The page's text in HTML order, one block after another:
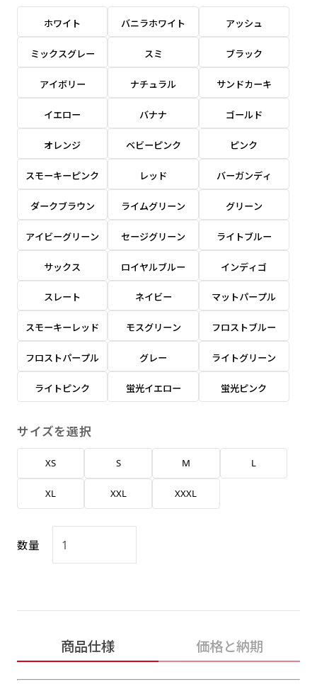
ホワイト バニラホワイト アッシュ
ミックスグレー スミ ブラック
アイボリー ナチュラル サンドカーキ
イエロー バナナ ゴールド
オレンジ ベビーピンク ピンク
スモーキーピンク レッド バーガンディ
ダークブラウン ライムグリーン グリーン
アイビーグリーン セージグリーン ライトブルー
サックス ロイヤルブルー インディゴ
スレート ネイビー マットパープル
スモーキーレッド モスグリーン フロストブルー
フロストパープル グレー ライトグリーン
ライトピンク 蛍光イエロー 蛍光ピンク
サイズを選択
XS S M L
XL XXL XXXL
数量
商品仕様 価格と納期
入稿（AI／PSD）（要画像確認）［ +298円
］
弊社よりJPG画像をお送りします。ご確認のお
返事を頂いたあとに製作開始いたします。
デザイン依頼［ +3,998円 ］
イルまたは、文章でお知らせください。
文字だけのぼり［ +1,298円 ］
ご購入時の案内に沿って、文字をご指定くだ
さい。
文字だけのぼり（要画像確認）［ +1,598円
弊社よりJPG画像をお送りします。ご確認のお
返事を頂いたあとに製作開始いたします。
名入れ［+999円］
文字のみの名入れが可能です。
名入れ（要画像確認）［+1,298円］
弊社よりJPG画像をお送りします。ご確認のお
返事を頂いたあとに製作開始いたします。
ロゴ有り名入れ［ +1,498円］
ご購入時の案内にそって、デザイン画のファ
イルまたは、文章でお知らせください。
ロゴ有り名入れ（要画像確認）［ +1,798
円］
弊社よりJPG画像をお送りします。ご確認のお
返事を頂いたあとに製作開始いたします。
デザインの色や文字等が変更いただけます。
スリム(45x180)
飾る場所に対して、標準サイズでは大きすぎると
感じる場合や、立てる本数を増やしたい場合はこ
ちらです。
幅が15cm 狭くなっておりスリムな印象を受けま
す。
コンパクト(45x150)
あまり一般的でないサイズですが最近、注文が増
コンビニさんなどで多いです。 お店の外観の邪魔
になりづらく、狭い範囲で沢山飾れます。
魔になりにくいのがポイントです。ハーフ用のポ
ールが必要です。
台座タイプ・吸盤タイプ・クリップタイプがござ
います。レジカウンターや商品棚にぴったりで
スリム(180x45)
飾る場所に対して、標準サイズでは大きすぎると
感じる場合や、立てる本数を増やしたい場合はこ
ちらです。
幅が15cm 狭くなっておりスリムな印象を受けま
す。
コンパクト(150x45)
あまり一般的でないサイズですが最近、注文が増
コンビニさんなどで多いです。 お店の外観の邪魔
になりづらく、狭い範囲で沢山飾れます。
店内用です。お客さんの歩行や陳列した商品の邪
魔になりにくいのがポイントです。ハーフ用のポ
ールが必要です。
台座タイプ・吸盤タイプ・クリップタイプがござ
います。レジカウンターや商品棚にぴったりで
上左チチと
上右チチと
左棒袋縫い
右棒袋縫い
（上と右）
上棒袋縫い
（上のみ）
上下棒袋縫い
（上と下）
タペストリー
加工
※パイプ紐付き
その他
※備考欄に要望をお書きください
Aバナー用チチ
（上2下2）
ハトメ上4つ
（+1営業日）
ハトメ上下4つ
（+1営業日）
上棒袋縫い
（上のみ）
（上のみ） その他
※備考欄に要望をお書きください
1本（2分割）の場合だと
文字の間にスリットが入ります